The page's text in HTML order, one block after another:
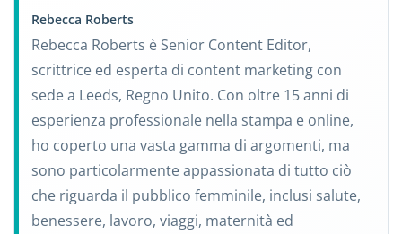
Rebecca Roberts
Rebecca Roberts è Senior Content Editor,
scrittrice ed esperta di content marketing con
sede a Leeds, Regno Unito. Con oltre 15 anni di
esperienza professionale nella stampa e online,
ho coperto una vasta gamma di argomenti, ma
sono particolarmente appassionata di tutto ciò
che riguarda il pubblico femminile, inclusi salute,
benessere, lavoro, viaggi, maternità ed